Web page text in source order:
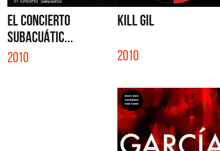
EL CONCIERTO
SUBACUÁTIC...
2010
KILL GIL
2010